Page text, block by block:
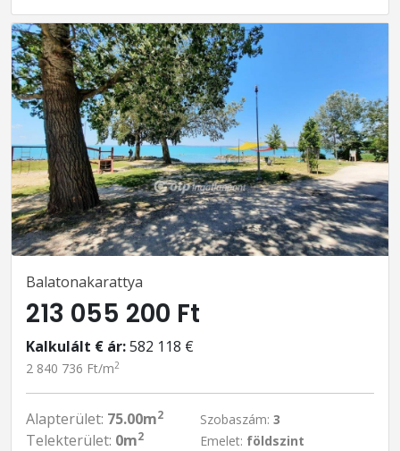
Balatonakarattya
213 055 200 Ft
Kalkulált € ár:582 118 €
2 840 736 Ft/m2
Alapterület: 75.00m2
Telekterület: 0m2
Szobaszám: 3
Emelet: földszint